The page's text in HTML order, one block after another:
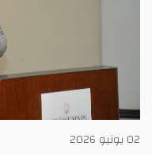
02 يونيو 2026